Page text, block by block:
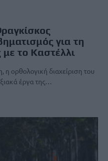
για τη
το Καστέλλι
η ορθολογική διαχείριση του
έργα της…